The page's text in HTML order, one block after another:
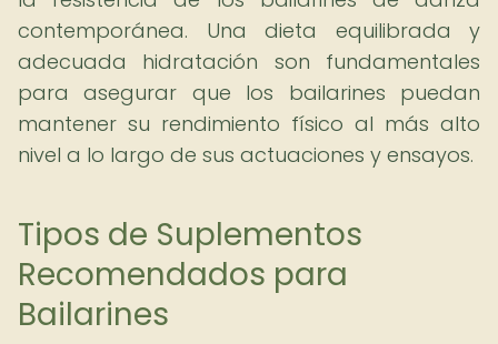
contemporánea. Una dieta equilibrada y
adecuada hidratación son fundamentales
para asegurar que los bailarines puedan
mantener su rendimiento físico al más alto
nivel a lo largo de sus actuaciones y ensayos.
Tipos de Suplementos
Recomendados para
Bailarines